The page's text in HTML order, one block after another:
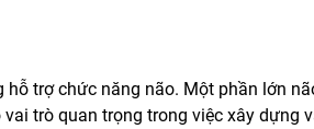
hỗ trợ chức năng não. Một phần lớn
vai trò quan trọng trong việc xây